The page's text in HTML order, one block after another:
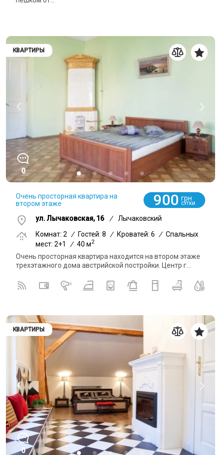
КВАРТИРЫ
0
Очень просторная квартира на
втором этаже
900 грн
СУТКИ
ул. Лычаковская, 16 /
Лычаковский
Комнат: 2 / Гостей: 8 / Кроватей: 6 / Спальных
мест: 2+1
/ 40 м2
Очень просторная квартира находится на втором этаже
трехэтажного дома австрийской постройки. Центр г...
КВАРТИРЫ
0